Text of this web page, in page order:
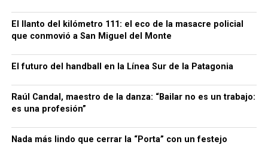
El llanto del kilómetro 111: el eco de la masacre policial
que conmovió a San Miguel del Monte
El futuro del handball en la Línea Sur de la Patagonia
Raúl Candal, maestro de la danza: “Bailar no es un trabajo:
es una profesión”
Nada más lindo que cerrar la “Porta” con un festejo